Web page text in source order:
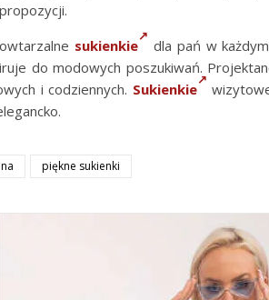
sukienkie
dla pań w
do modowych poszukiwań.
i codziennych. Sukienkie
piękne sukienki